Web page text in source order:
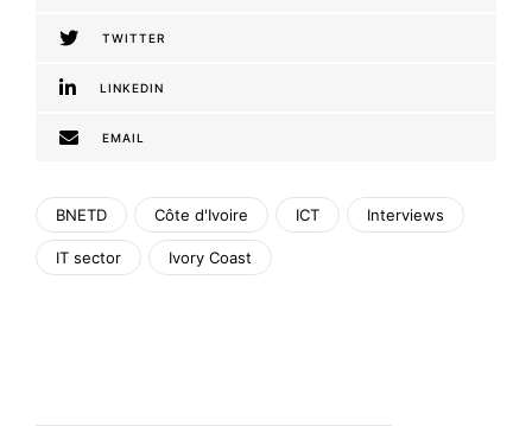
TWITTER
LINKEDIN
EMAIL
BNETD Côte d'Ivoire ICT Interviews
IT sector Ivory Coast